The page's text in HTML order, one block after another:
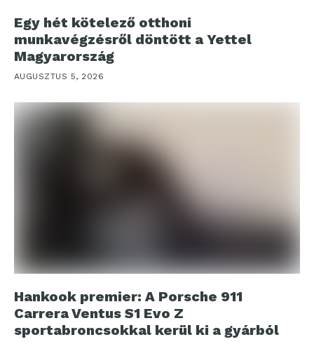
Egy hét kötelező otthoni
munkavégzésről döntött a Yettel
Magyarország
AUGUSZTUS 5, 2026
Hankook premier: A Porsche 911
Carrera Ventus S1 Evo Z
sportabroncsokkal kerül ki a gyárból